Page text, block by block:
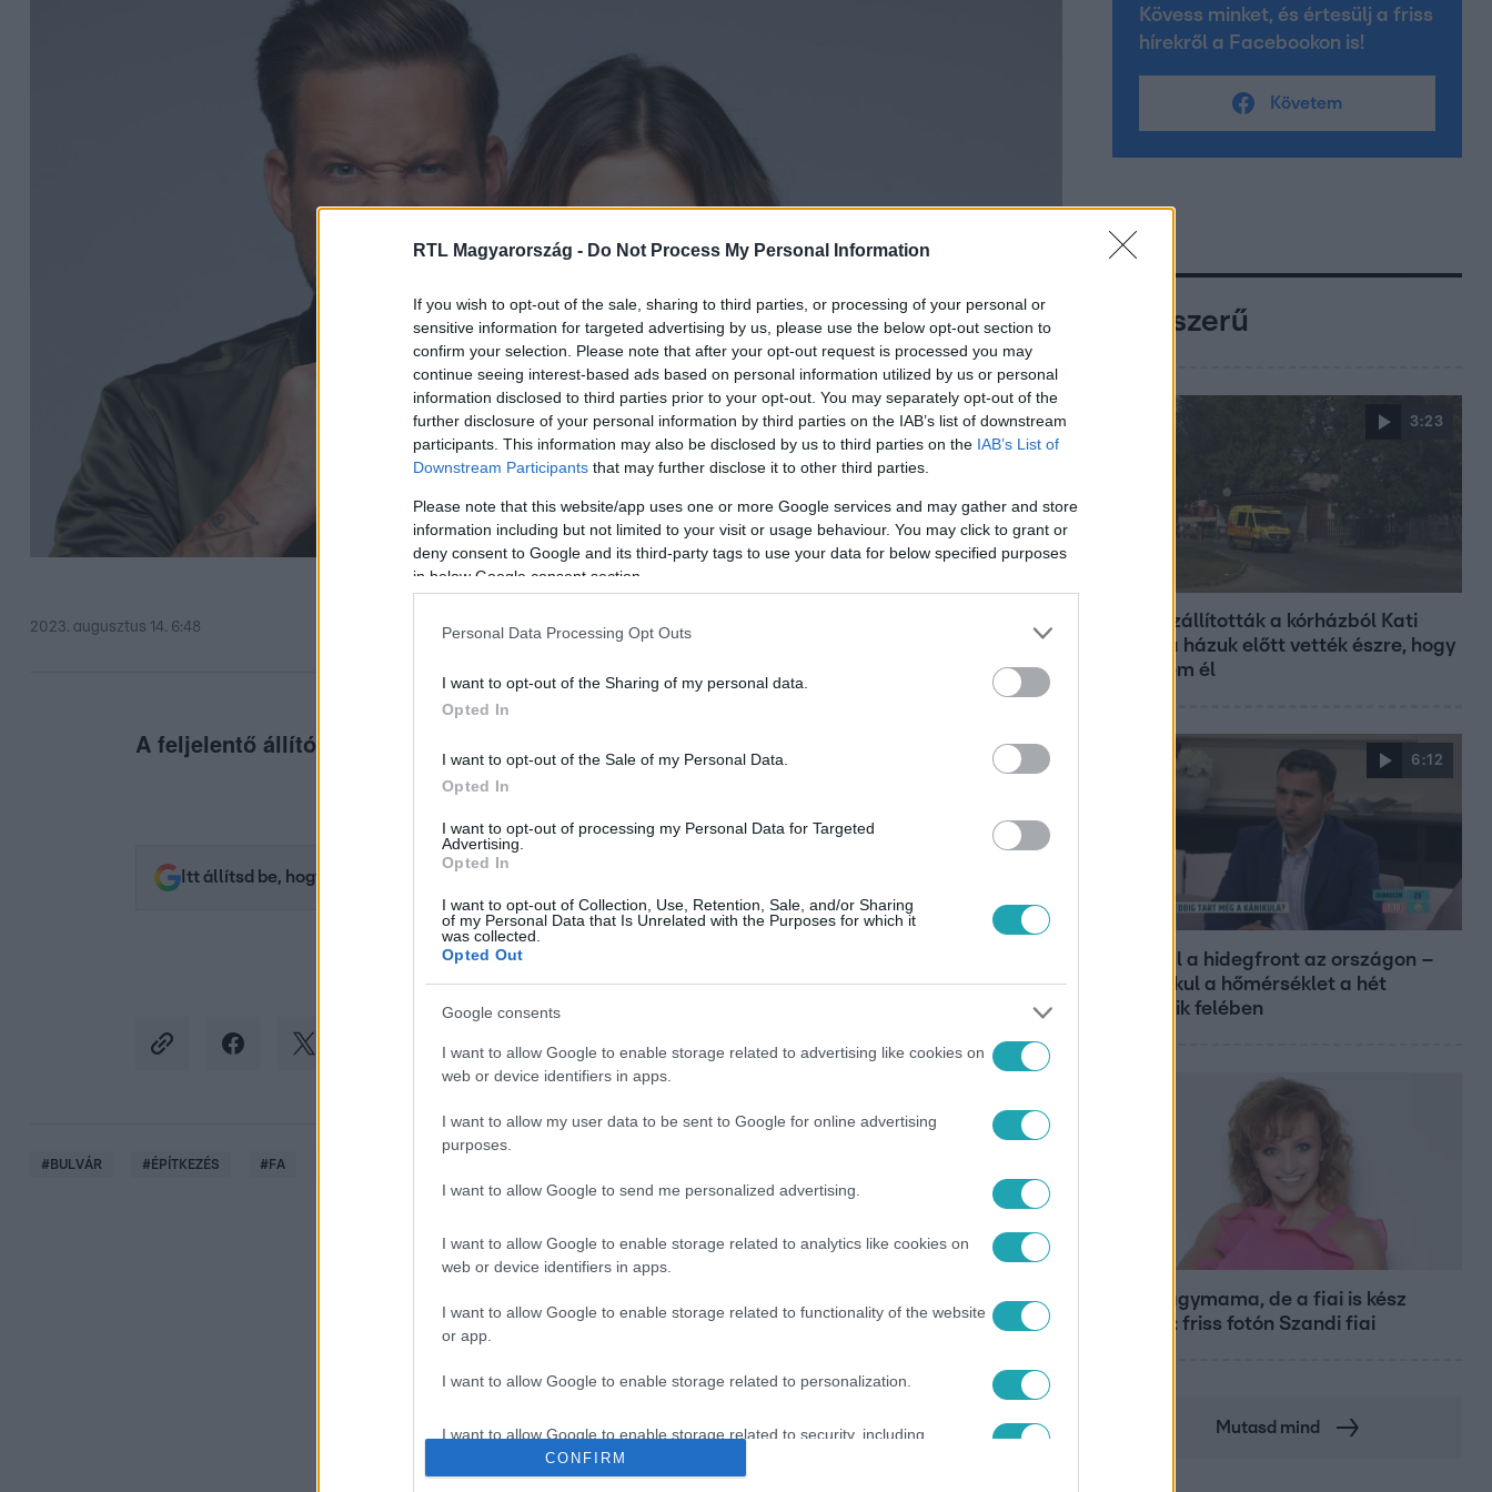
RTL Magyarország - Do Not Process My Personal Information
If you wish to opt-out of the sale, sharing to third parties, or processing of your personal or
sensitive information for targeted advertising by us, please use the below opt-out section to
confirm your selection. Please note that after your opt-out request is processed you may
continue seeing interest-based ads based on personal information utilized by us or personal
information disclosed to third parties prior to your opt-out. You may separately opt-out of the
further disclosure of your personal information by third parties on the IAB’s list of downstream
participants. This information may also be disclosed by us to third parties on the IAB’s List of
Downstream Participants that may further disclose it to other third parties.
Please note that this website/app uses one or more Google services and may gather and store
information including but not limited to your visit or usage behaviour. You may click to grant or
deny consent to Google and its third-party tags to use your data for below specified purposes
in below Google consent section.
Personal Data Processing Opt Outs
I want to opt-out of the Sharing of my personal data.
Opted In
I want to opt-out of the Sale of my Personal Data.
Opted In
I want to opt-out of processing my Personal Data for Targeted
Advertising.
Opted In
I want to opt-out of Collection, Use, Retention, Sale, and/or Sharing
of my Personal Data that Is Unrelated with the Purposes for which it
was collected.
Opted Out
Google consents
I want to allow Google to enable storage related to advertising like cookies on
web or device identifiers in apps.
I want to allow my user data to be sent to Google for online advertising
purposes.
I want to allow Google to send me personalized advertising.
I want to allow Google to enable storage related to analytics like cookies on
web or device identifiers in apps.
I want to allow Google to enable storage related to functionality of the website
or app.
I want to allow Google to enable storage related to personalization.
I want to allow Google to enable storage related to security, including
authentication functionality and fraud prevention, and other user protection.
CONFIRM
2023. augusztus 14. 6:48
A feljelentő állítólag még fotókat is készített a kivágott fáról.
Itt állítsd be, hogy az RTL.hu az elsők között legyen a Google-találatokban!
#BULVÁR #ÉPÍTKEZÉS #FA
Kövess minket, és értesülj a friss
hírekről a Facebookon is!
Követem
Népszerű
3:23
Hazaszállították a kórházból Kati
nénit, a házuk előtt vették észre, hogy
már nem él
6:12
Átvonul a hidegfront az országon –
így alakul a hőmérséklet a hét
második felében
Már nagymama, de a fiai is kész
férfiak: friss fotón Szandi fiai
Mutasd mind